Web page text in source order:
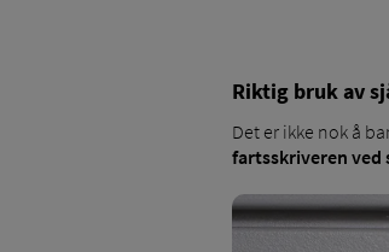
Riktig bruk av
Det er ikke nok å
fartsskriveren ved